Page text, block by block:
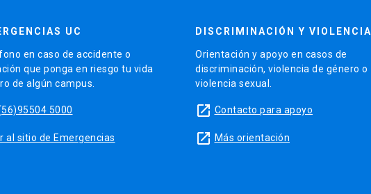
UC
en caso de accidente o
que ponga en riesgo tu vida
de algún campus.
5000
Ir al sitio de Emergencias
DISCRIMINACIÓN Y VIOLENCIA
Orientación y apoyo en casos de
discriminación, violencia de género o
violencia sexual.
launch Contacto para apoyo
launch Más orientación